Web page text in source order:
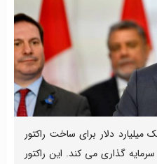
دلار برای ساخت راکتور
گذاری می کند. این راکتور